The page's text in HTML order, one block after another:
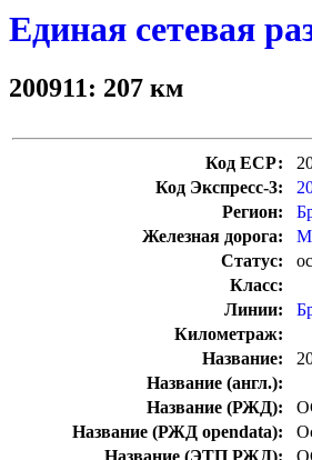
Единая сетевая
200911: 207 км
Код ЕСР:
Код Экспресс-3:
Регион:
Железная дорога:
Статус:
Класс:
Линии:
Километраж:
Название:
Название (англ.):
Название (РЖД):
Название (РЖД opendata):